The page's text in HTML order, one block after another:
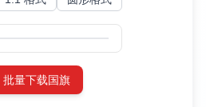
批量下载国旗